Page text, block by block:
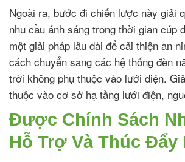
Ngoài ra, bước đi chiến lược này giải
nhu cầu ánh sáng trong thời gian cúp
một giải pháp lâu dài để cải thiện an
cách chuyển sang các hệ thống đèn
trời không phụ thuộc vào lưới điện.
thuộc vào cơ sở hạ tầng lưới điện,
Được Chính Sách
Hỗ Trợ Và Thúc Đẩy